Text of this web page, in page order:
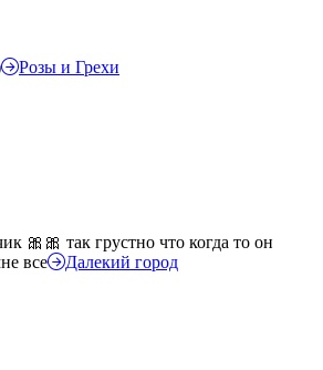
Розы и Грехи
🎀🎀 так грустно что когда то он
все
Далекий город